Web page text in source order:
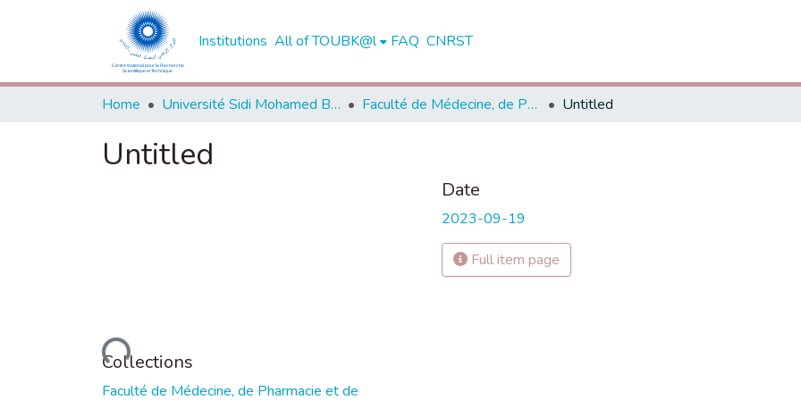
Institutions All of TOUBK@l FAQ CNRST
Home Université Sidi Mohamed Ben Abdellah de Fès Faculté de Médecine, de Pharmacie et de Médecine Dentaire - Fès Untitled
Untitled
Loading...
Collections
Faculté de Médecine, de Pharmacie et de
Date
2023-09-19
Full item page